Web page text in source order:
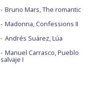
Bruno Mars, The romantic
Madonna, Confessions II
Andrés Suárez, Lúa
Manuel Carrasco, Pueblo
salvaje I